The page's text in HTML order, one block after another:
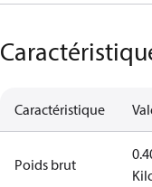
Caractéristique
Poids brut